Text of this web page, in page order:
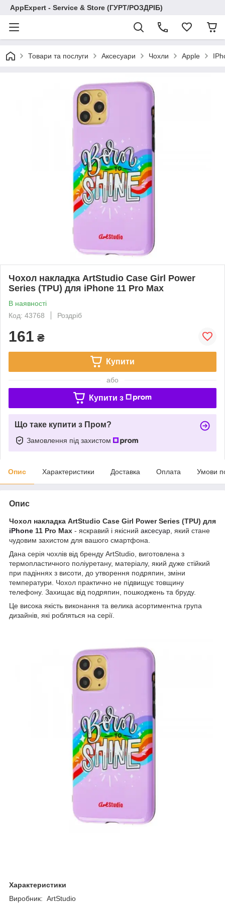
AppExpert - Service & Store (ГУРТ/РОЗДРІБ)
Товари та послуги Аксесуари Чохли Apple
Чохол накладка ArtStudio Case Girl Power
Series (TPU) для iPhone 11 Pro Max
В наявності
Код: 43768
Роздріб
161 ₴
Купити
або
Купити з
Що таке купити з Пром?
Замовлення під захистом
Опис Характеристики Доставка Оплата Умови
Опис
Чохол накладка ArtStudio Case Girl Power Series (TPU) для
iPhone 11 Pro Max - яскравий і якісний аксесуар , який стане
чудовим захистом для вашого смартфона.
Дана серія чохлів від бренду ArtStudio, виготовлена з
термопластичного поліуретану, матеріалу, який дуже стійкий
при падіннях з висоти, до утворення подряпин, зміни
температури. Чохол практично не підвищує товщину
телефону. Захищає від подряпин, пошкоджень та бруду.
Це висока якість виконання та велика асортиментна група
дизайнів, які робляться на серії.
Характеристики
Виробник: ArtStudio